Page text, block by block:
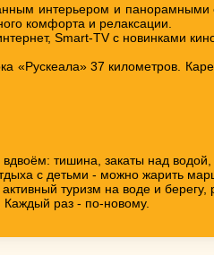
интерьером и
комфорта и релаксации.
Smart-TV с новинками
«Рускеала» 37 километров.
тишина, закаты над
с детьми - можно жарить
туризм на воде и
Каждый раз - по-новому.